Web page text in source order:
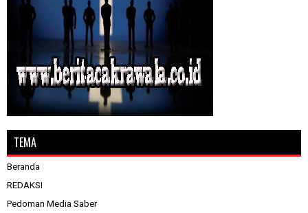
TEMA
Beranda
REDAKSI
Pedoman Media Saber